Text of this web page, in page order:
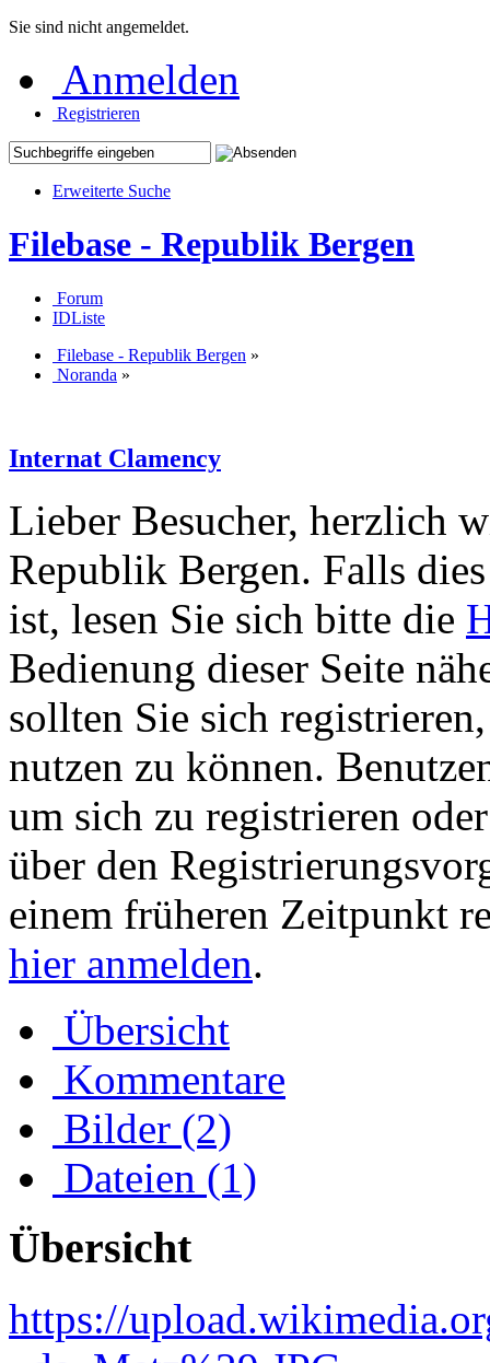
Sie sind nicht angemeldet.
Anmelden
Registrieren
Erweiterte Suche
Filebase - Republik Bergen
Forum
IDListe
Filebase - Republik Bergen »
Noranda »
Internat Clamency
Lieber Besucher, herzlich
Republik Bergen. Falls
ist, lesen Sie sich bitte die
Bedienung dieser Seite
sollten Sie sich
nutzen zu können.
um sich zu registrieren
über den
einem früheren Zeitpunkt
hier anmelden.
Übersicht
Kommentare
Bilder (2)
Dateien (1)
Übersicht
https://